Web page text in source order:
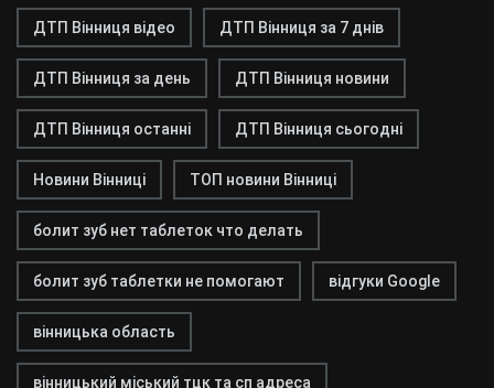
ДТП Вінниця відео ДТП Вінниця за 7 днів
ДТП Вінниця за день ДТП Вінниця новини
ДТП Вінниця останні ДТП Вінниця сьогодні
Новини Вінниці ТОП новини Вінниці
болит зуб нет таблеток что делать
болит зуб таблетки не помогают відгуки Google
вінницька область
вінницький міський тцк та сп адреса